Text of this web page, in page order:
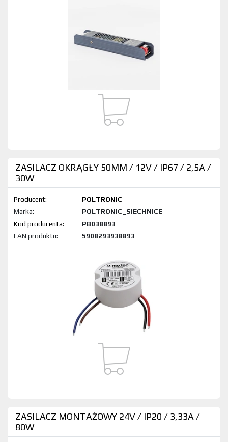
ZASILACZ OKRĄGŁY 50MM / 12V / IP67 / 2,5A /
30W
Producent:
POLTRONIC
Marka:
POLTRONIC_SIECHNICE
Kod produktu:
PB038893
EAN produktu:
5908293938893
ZASILACZ MONTAŻOWY 24V / IP20 / 3,33A /
80W